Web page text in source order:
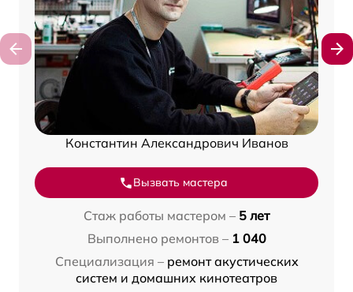
Константин Александрович Иванов
Вызвать мастера
Стаж работы мастером – 5 лет
Выполнено ремонтов – 1 040
Специализация – ремонт акустических
систем и домашних кинотеатров